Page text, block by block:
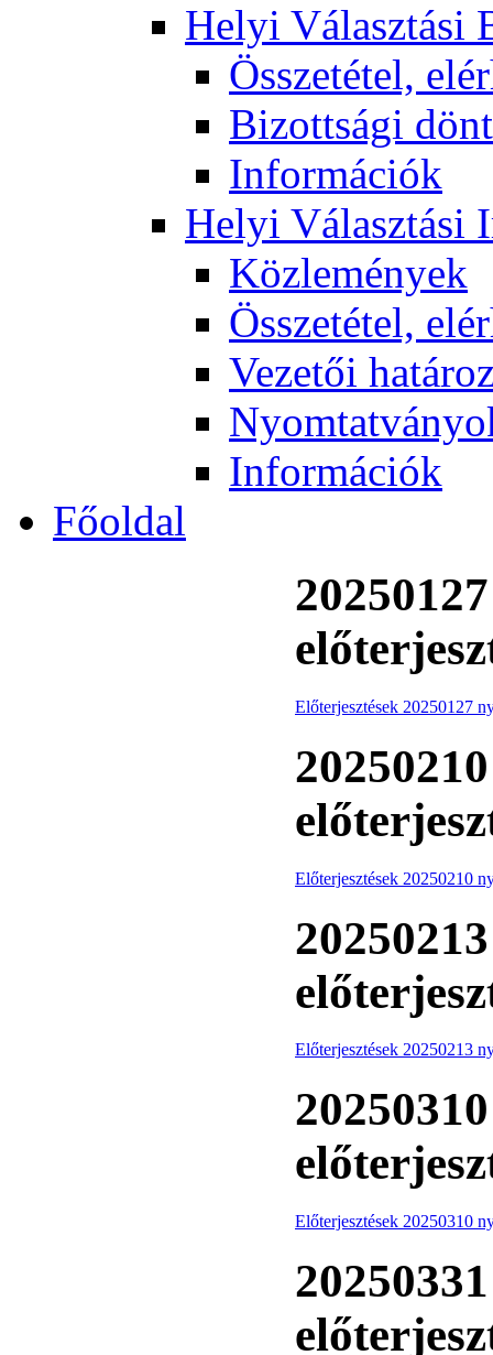
Helyi Választási
Összetétel,
Bizottsági
Információk
Helyi Választási
Közlemények
Összetétel,
Vezetői
Információk
Főoldal
Előterjesztések 20250127
Előterjesztések 20250210
Előterjesztések 20250213
Előterjesztések 20250310